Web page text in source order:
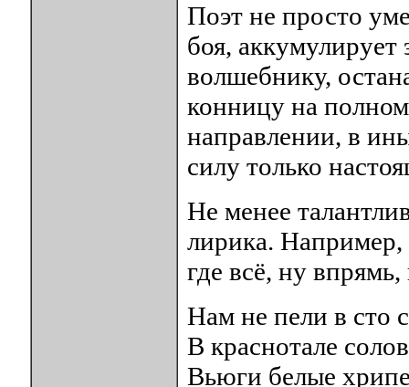
Поэт не просто
боя,
волшебнику,
конницу на
направлении, в
силу только
Не менее
лирика. Например,
где всё, ну
Нам не пели в сто
В краснотале
Вьюги белые